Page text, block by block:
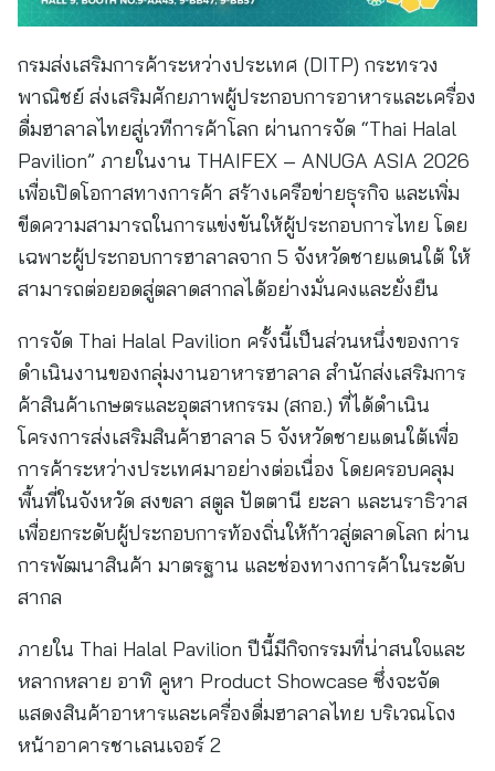
กรมส่งเสริมการค้าระหว่างประเทศ (DITP) กระทรวง
พาณิชย์ ส่งเสริมศักยภาพผู้ประกอบการอาหารและเครื่อง
ดื่มฮาลาลไทยสู่เวทีการค้าโลก ผ่านการจัด “Thai Halal
Pavilion” ภายในงาน THAIFEX – ANUGA ASIA 2026
เพื่อเปิดโอกาสทางการค้า สร้างเครือข่ายธุรกิจ และเพิ่ม
ขีดความสามารถในการแข่งขันให้ผู้ประกอบการไทย โดย
เฉพาะผู้ประกอบการฮาลาลจาก 5 จังหวัดชายแดนใต้ ให้
สามารถต่อยอดสู่ตลาดสากลได้อย่างมั่นคงและยั่งยืน
การจัด Thai Halal Pavilion ครั้งนี้เป็นส่วนหนึ่งของการ
ดำเนินงานของกลุ่มงานอาหารฮาลาล สำนักส่งเสริมการ
ค้าสินค้าเกษตรและอุตสาหกรรม (สกอ.) ที่ได้ดำเนิน
โครงการส่งเสริมสินค้าฮาลาล 5 จังหวัดชายแดนใต้เพื่อ
การค้าระหว่างประเทศมาอย่างต่อเนื่อง โดยครอบคลุม
พื้นที่ในจังหวัด สงขลา สตูล ปัตตานี ยะลา และนราธิวาส
เพื่อยกระดับผู้ประกอบการท้องถิ่นให้ก้าวสู่ตลาดโลก ผ่าน
การพัฒนาสินค้า มาตรฐาน และช่องทางการค้าในระดับ
สากล
ภายใน Thai Halal Pavilion ปีนี้มีกิจกรรมที่น่าสนใจและ
หลากหลาย อาทิ คูหา Product Showcase ซึ่งจะจัด
แสดงสินค้าอาหารและเครื่องดื่มฮาลาลไทย บริเวณโถง
หน้าอาคารชาเลนเจอร์ 2